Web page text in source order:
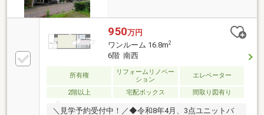
950万円
ワンルーム 16.8m2
6階 南西
所有権
リフォームリノベー
ション
エレベーター
2階以上 宅配ボックス 間取り図有り
＼見学予約受付中！／◆令和8年4月、3点ユニットバ